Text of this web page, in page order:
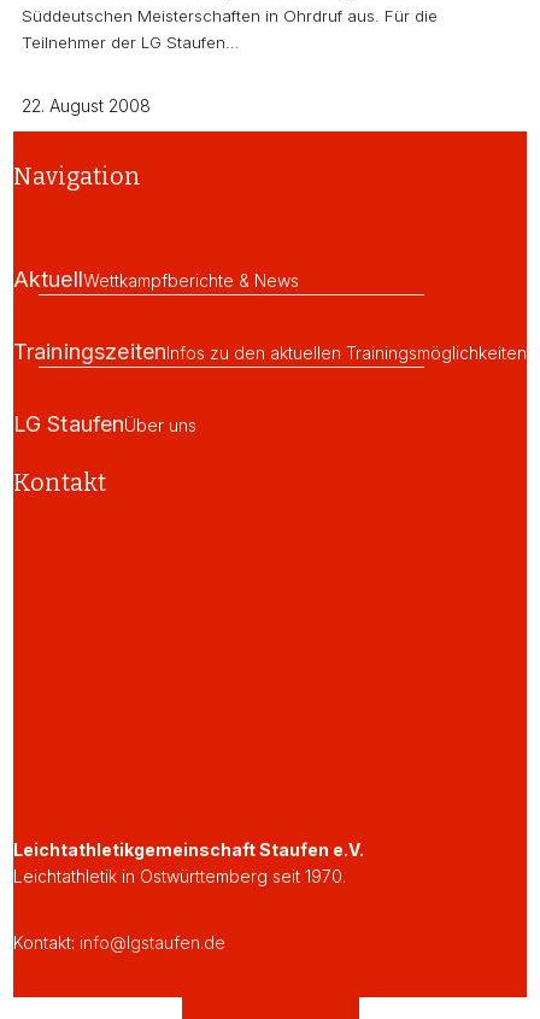
Süddeutschen Meisterschaften in Ohrdruf aus. Für die
Teilnehmer der LG Staufen…
22. August 2008
Navigation
AktuellWettkampfberichte & News
TrainingszeitenInfos zu den aktuellen Trainingsmöglichkeiten
LG StaufenÜber uns
Kontakt
Leichtathletikgemeinschaft Staufen e.V.
Leichtathletik in Ostwürttemberg seit 1970.
Kontakt: info@lgstaufen.de